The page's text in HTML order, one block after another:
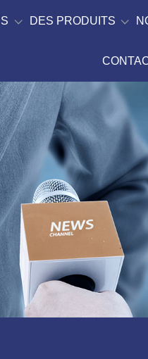
DES PRODUITS